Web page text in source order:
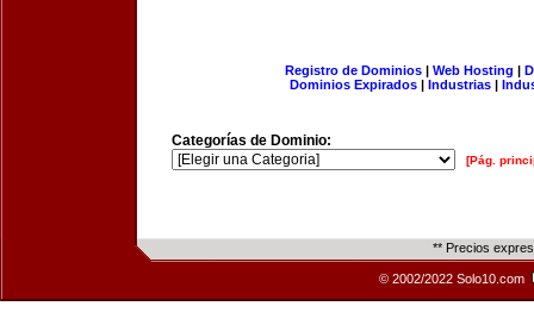
Registro de Dominios| Web Hosting |
Dominios Expirados | Industrias |
Categorías de Dominio:
[Pág.
** Precios
© 2002/2022 Solo10.com